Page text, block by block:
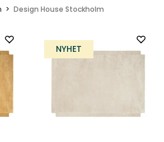
Design House Stockholm
NYHET